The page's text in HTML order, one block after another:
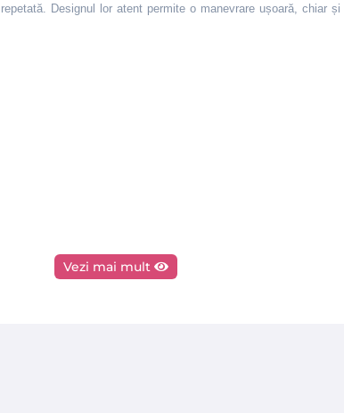
Designul lor atent permite o manevrare ușoară, chiar
Vezi mai mult